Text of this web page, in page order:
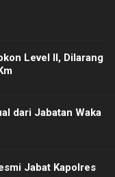
Level II, Dilarang
dari Jabatan Waka
Jabat Kapolres